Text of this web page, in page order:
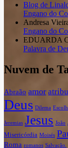
Blog de
Engano do
Andresa
Engano do
EDUARDA
Palavra de
Nuvem de
Abraão amor
Deus Dilema
Jeremias Jesus João
Misericórdia Moisés
Roma romanos Salvação.